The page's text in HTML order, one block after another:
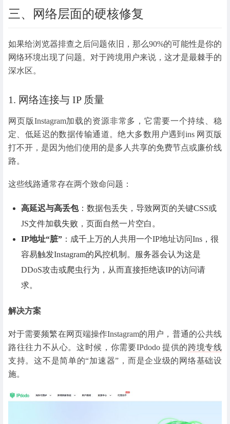
三、网络层面的硬核修复
如果给浏览器排查之后问题依旧，那么90%的可能性是你的
网络环境出现了问题。对于跨境用户来说，这才是最棘手的
深水区。
1. 网络连接与 IP 质量
网页版Instagram加载的资源非常多，它需要一个持续、稳
定、低延迟的数据传输通道。绝大多数用户遇到ins 网页版
打不开，是因为他们使用的是多人共享的免费节点或廉价线
路。
这些线路通常存在两个致命问题：
高延迟与高丢包：数据包丢失，导致网页的关键CSS或
JS文件加载失败，页面自然一片空白。
IP地址“脏” ：成千上万的人共用一个IP地址访问Ins，很
容易触发Instagram的风控机制。服务器会认为这是
DDoS攻击或爬虫行为，从而直接拒绝该IP的访问请
求。
解决方案
对于需要频繁在网页端操作Instagram的用户，普通的公共线
路往往力不从心。这时候，你需要IPdodo 提供的跨境专线
支持。这不是简单的“加速器”，而是企业级的网络基础设
施。